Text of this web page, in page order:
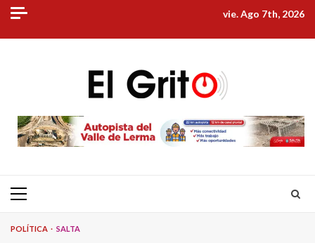
Skip
content
vie. Ago 7th, 2026
Primary
POLÍTICA SALTA